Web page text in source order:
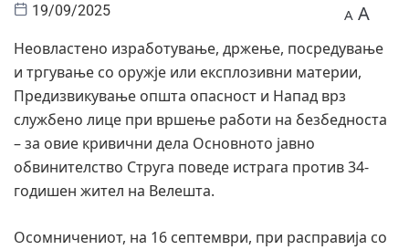
19/09/2025 A A
Неовластено изработување, држење, посредување
и тргување со оружје или експлозивни материи,
Предизвикување општа опасност и Напад врз
службено лице при вршење работи на безбедноста
– за овие кривични дела Основното јавно
обвинителство Струга поведе истрага против 34-
годишен жител на Велешта.
Осомничениот, на 16 септември, при расправија со